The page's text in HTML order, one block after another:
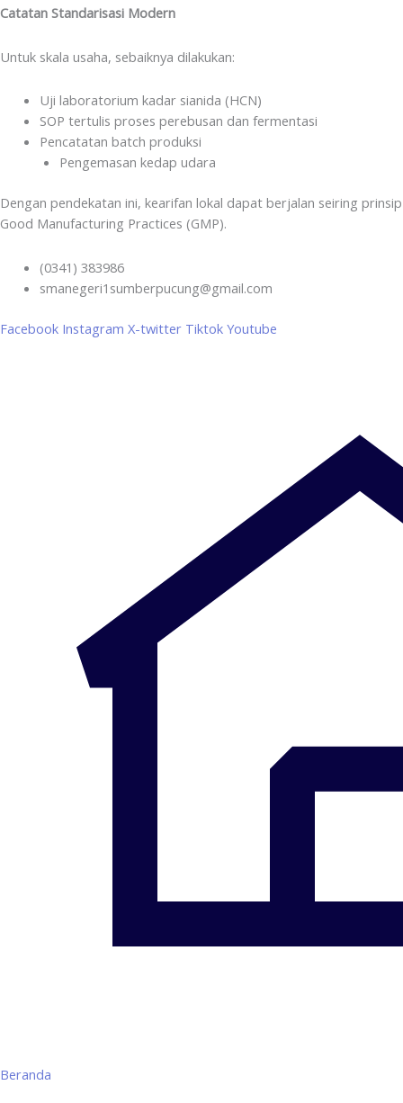
Catatan Standarisasi Modern
Untuk skala usaha, sebaiknya dilakukan:
Uji laboratorium kadar sianida (HCN)
SOP tertulis proses perebusan dan fermentasi
Pencatatan batch produksi
Pengemasan kedap udara
Dengan pendekatan ini, kearifan lokal dapat berjalan seiring prinsip
Good Manufacturing Practices (GMP).
(0341) 383986
smanegeri1sumberpucung@gmail.com
Facebook Instagram X-twitter Tiktok Youtube
Beranda